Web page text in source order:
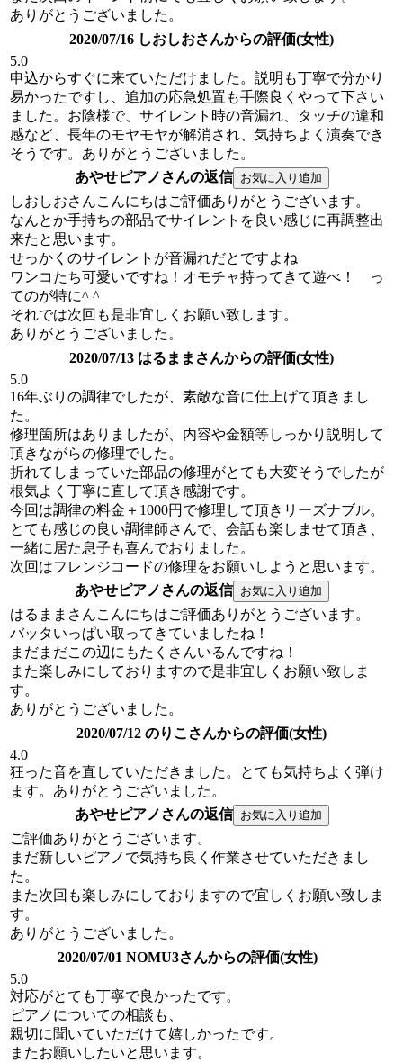
ありがとうございました。
2020/07/16 しおしおさんからの評価(女性)
5.0
申込からすぐに来ていただけました。説明も丁寧で分かり
易かったですし、追加の応急処置も手際良くやって下さい
ました。お陰様で、サイレント時の音漏れ、タッチの違和
感など、長年のモヤモヤが解消され、気持ちよく演奏でき
そうです。ありがとうございました。
あやせピアノさんの返信
しおしおさんこんにちはご評価ありがとうございます。
なんとか手持ちの部品でサイレントを良い感じに再調整出
来たと思います。
せっかくのサイレントが音漏れだとですよね
ワンコたち可愛いですね！オモチャ持ってきて遊べ！ っ
てのが特に^ ^
それでは次回も是非宜しくお願い致します。
ありがとうございました。
2020/07/13 はるままさんからの評価(女性)
5.0
16年ぶりの調律でしたが、素敵な音に仕上げて頂きまし
た。
修理箇所はありましたが、内容や金額等しっかり説明して
頂きながらの修理でした。
折れてしまっていた部品の修理がとても大変そうでしたが
根気よく丁寧に直して頂き感謝です。
今回は調律の料金＋1000円で修理して頂きリーズナブル。
とても感じの良い調律師さんで、会話も楽しませて頂き、
一緒に居た息子も喜んでおりました。
次回はフレンジコードの修理をお願いしようと思います。
あやせピアノさんの返信
はるままさんこんにちはご評価ありがとうございます。
バッタいっぱい取ってきていましたね！
まだまだこの辺にもたくさんいるんですね！
また楽しみにしておりますので是非宜しくお願い致しま
す。
ありがとうございました。
2020/07/12 のりこさんからの評価(女性)
4.0
狂った音を直していただきました。とても気持ちよく弾け
ます。ありがとうございました。
あやせピアノさんの返信
ご評価ありがとうございます。
まだ新しいピアノで気持ち良く作業させていただきまし
た。
また次回も楽しみにしておりますので宜しくお願い致しま
す。
ありがとうございました。
2020/07/01 NOMU3さんからの評価(女性)
5.0
対応がとても丁寧で良かったです。
ピアノについての相談も、
親切に聞いていただけて嬉しかったです。
またお願いしたいと思います。